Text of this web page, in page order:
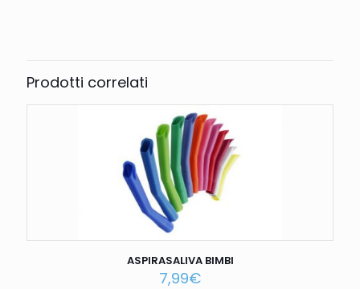
250,500
Prodotti correlati
ASPIRASALIVA BIMBI
7,99€